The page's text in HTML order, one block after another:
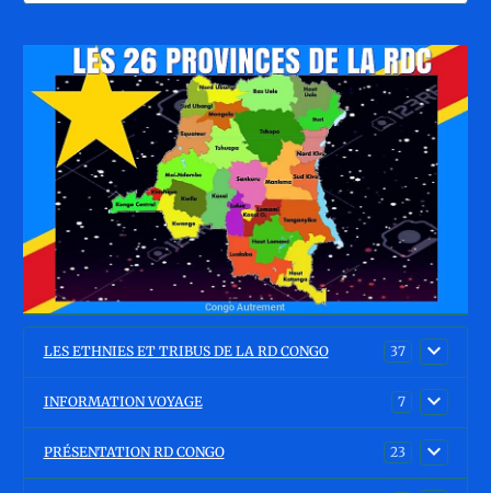
LES ETHNIES ET TRIBUS DE LA RD CONGO 37
INFORMATION VOYAGE 7
PRÉSENTATION RD CONGO 23